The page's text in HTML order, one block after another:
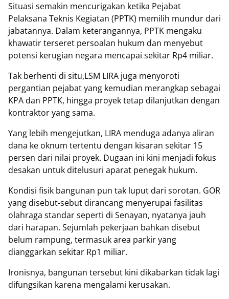
‎Situasi semakin mencurigakan ketika Pejabat
Pelaksana Teknis Kegiatan (PPTK) memilih mundur dari
jabatannya. Dalam keterangannya, PPTK mengaku
khawatir terseret persoalan hukum dan menyebut
potensi kerugian negara mencapai sekitar Rp4 miliar.
‎Tak berhenti di situ,LSM LIRA juga menyoroti
pergantian pejabat yang kemudian merangkap sebagai
KPA dan PPTK, hingga proyek tetap dilanjutkan dengan
kontraktor yang sama.
‎Yang lebih mengejutkan, LIRA menduga adanya aliran
dana ke oknum tertentu dengan kisaran sekitar 15
persen dari nilai proyek. Dugaan ini kini menjadi fokus
desakan untuk ditelusuri aparat penegak hukum.
‎Kondisi fisik bangunan pun tak luput dari sorotan. GOR
yang disebut-sebut dirancang menyerupai fasilitas
olahraga standar seperti di Senayan, nyatanya jauh
dari harapan. Sejumlah pekerjaan bahkan disebut
belum rampung, termasuk area parkir yang
dianggarkan sekitar Rp1 miliar.
‎Ironisnya, bangunan tersebut kini dikabarkan tidak lagi
difungsikan karena mengalami kerusakan.